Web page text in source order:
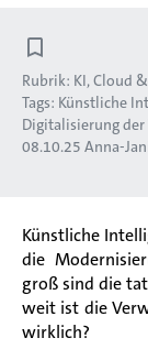
Rubrik: KI, Cloud
Tags: Künstliche
Digitalisierung
08.10.25 Anna-
Künstliche
die
groß sind die
weit ist die
wirklich?